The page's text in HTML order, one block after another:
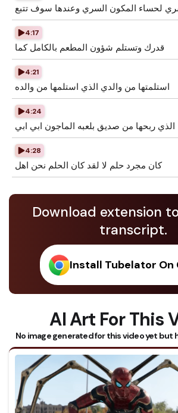
لحساء المكون السري وعندها سوف تتبع
4:17
قدرك وتستلم شؤون المطعم بالكامل كما
4:21
استلمتها من والدي الذي استلمها من والده
4:24
الذي ربحها من صديق بلعبه الماجون ابي ابي
4:28
كان مجرد حلم لا لقد كان الحلم نحن اهل
Download extension
transcript.
Install Tubelator On
AI Art For This
No image generated for this video yet but